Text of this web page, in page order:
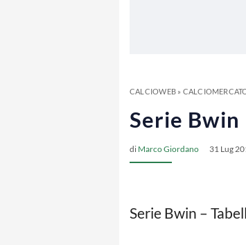
CALCIOWEB»
Serie Bwin
di Marco Giordano 31 Lug
Serie Bwin –